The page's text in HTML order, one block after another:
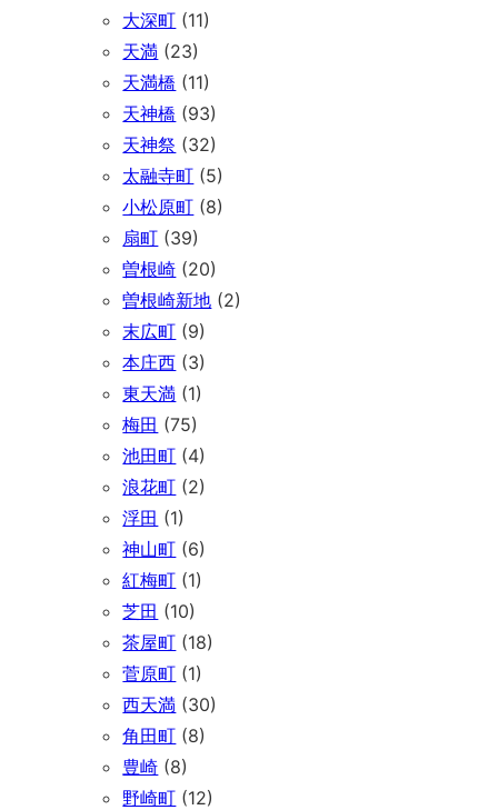
大深町 (11)
天満 (23)
天満橋 (11)
天神橋 (93)
天神祭 (32)
太融寺町 (5)
小松原町 (8)
扇町 (39)
曽根崎 (20)
曽根崎新地 (2)
末広町 (9)
本庄西 (3)
東天満 (1)
梅田 (75)
池田町 (4)
浪花町 (2)
浮田 (1)
神山町 (6)
紅梅町 (1)
芝田 (10)
茶屋町 (18)
菅原町 (1)
西天満 (30)
角田町 (8)
豊崎 (8)
野崎町 (12)